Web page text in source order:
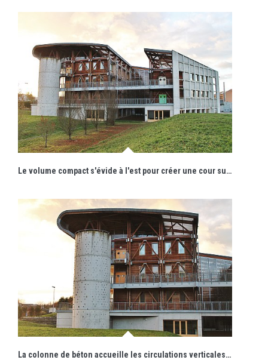
Le volume compact s'évide à l'est pour créer une cour sur laquelle s'ouvrent plusieurs salles de classe.
La colonne de béton accueille les circulations verticales et fait office de mur d'escalade.